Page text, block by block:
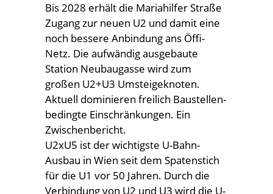
Bis 2028 erhält die Mariahilfer Straße
Zugang zur neuen U2 und damit eine
noch bessere Anbindung ans Öffi-
Netz. Die aufwändig ausgebaute
Station Neubaugasse wird zum
großen U2+U3 Umsteigeknoten.
Aktuell dominieren freilich Baustellen-
bedingte Einschränkungen. Ein
Zwischenbericht.
U2xU5 ist der wichtigste U-Bahn-
Ausbau in Wien seit dem Spatenstich
für die U1 vor 50 Jahren. Durch die
Verbindung von U2 und U3 wird die U-